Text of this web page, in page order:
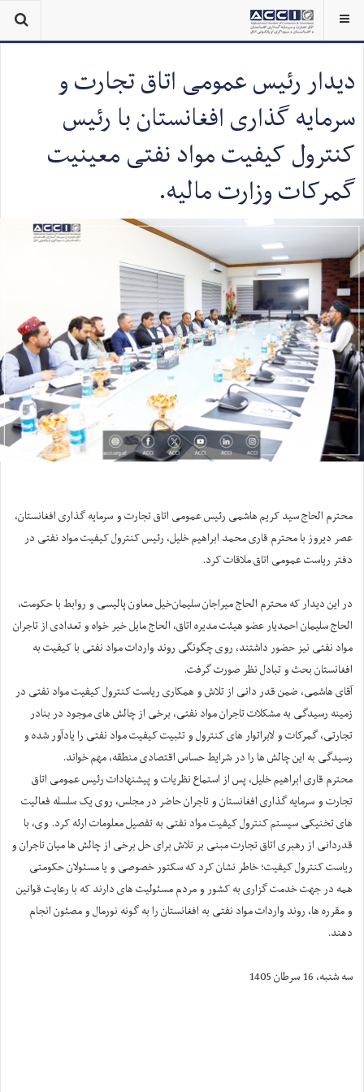
دیدار رئیس عمومی اتاق تجارت و
سرمایه گذاری افغانستان با رئیس
کنترول کیفیت مواد نفتی معینیت
گمرکات وزارت مالیه.
محترم الحاج سید کریم هاشمی رئیس عمومی اتاق تجارت و سرمایه گذاری افغانستان،
عصر دیروز با محترم قاری محمد ابراهیم خلیل، رئیس کنترول کیفیت مواد نفتی در
دفتر ریاست عمومی اتاق ملاقات کرد.
در این دیدار که محترم الحاج میراجان سلیمان‌خیل معاون پالیسی و روابط با حکومت،
الحاج سلیمان احمدیار عضو هیئت مدیره اتاق، الحاج مایل خیر خواه و تعدادی از تاجران
مواد نفتی نیز حضور داشتند، روی چگونگی روند واردات مواد نفتی با کیفیت به
افغانستان بحث و تبادل نظر صورت گرفت.
آقای هاشمی، ضمن قدر دانی از تلاش و همکاری ریاست کنترول کیفیت مواد نفتی در
زمینه رسیدگی به مشکلات تاجران مواد نفتی، برخی از چالش های موجود در بنادر
تجارتی، گمرکات و لابراتوار های کنترول و تثبیت کیفیت مواد نفتی را یادآور شده و
رسیدگی به این چالش ها را در شرایط حساس اقتصادی منطقه، مهم خواند.
محترم قاری ابراهیم خلیل، پس از استماع نظریات و پیشنهادات رئیس عمومی اتاق
تجارت و سرمایه گذاری افغانستان و تاجران حاضر در مجلس، روی یک سلسله فعالیت
های تخنیکی سیستم کنترول کیفیت مواد نفتی به تفصیل معلومات ارئه کرد. وی، با
قدردانی از رهبری اتاق تجارت مبنی بر تلاش برای حل برخی از چالش ها میان تاجران و
ریاست کنترول کیفیت؛ خاطر نشان کرد که سکتور خصوصی و یا مسئولان حکومتی
همه در جهت خدمت گزاری به کشور و مردم مسئولیت های دارند که با رعایت قوانین
و مقرره ها، روند واردات مواد نفتی به افغانستان را به گونه نورمال و مصئون انجام
دهند.
سه شنبه، 16 سرطان 1405